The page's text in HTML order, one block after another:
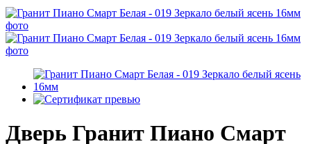
Дверь Гранит Пиано Смарт